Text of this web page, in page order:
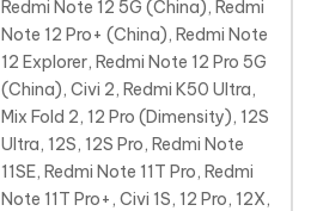
Redmi Note 12 5G (China), Redmi
Note 12 Pro+ (China), Redmi Note
12 Explorer, Redmi Note 12 Pro 5G
(China), Civi 2, Redmi K50 Ultra,
Mix Fold 2, 12 Pro (Dimensity), 12S
Ultra, 12S, 12S Pro, Redmi Note
11SE, Redmi Note 11T Pro, Redmi
Note 11T Pro+, Civi 1S, 12 Pro, 12X,